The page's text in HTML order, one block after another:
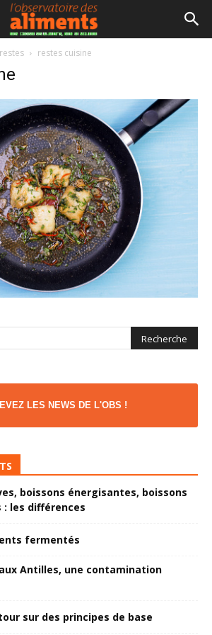
restes cuisine
LES NEWS DE L'OBS !
boissons énergisantes, boissons
les différences
fermentés
Antilles, une contamination
sur des principes de base